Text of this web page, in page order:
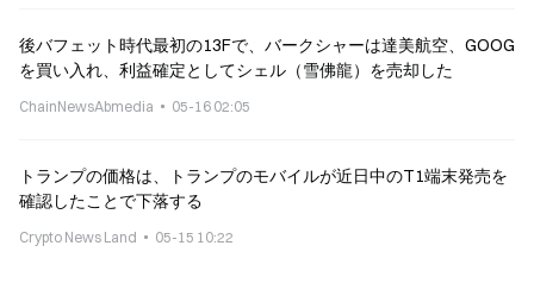
後バフェット時代最初の13Fで、バークシャーは達美航空、GOOG
を買い入れ、利益確定としてシェル（雪佛龍）を売却した
ChainNewsAbmedia 05-16 02:05
トランプの価格は、トランプのモバイルが近日中のT1端末発売を
確認したことで下落する
Crypto News Land 05-15 10:22